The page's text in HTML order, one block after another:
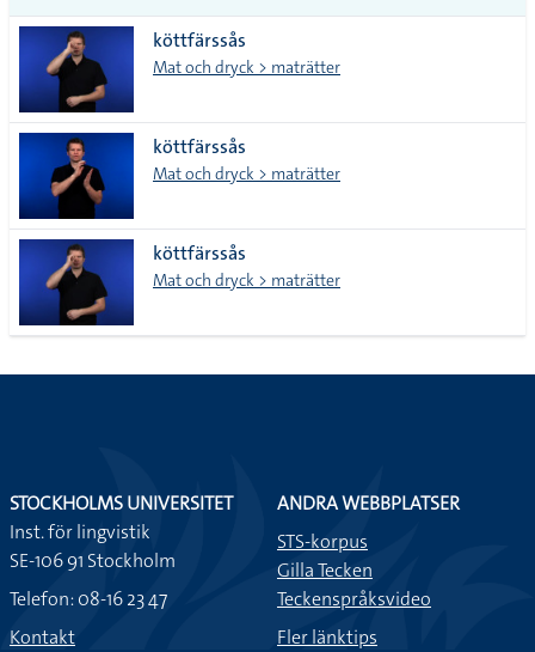
alla i
lista
köttfärssås
Mat och dryck > maträtter
köttfärssås
Mat och dryck > maträtter
köttfärssås
Mat och dryck > maträtter
STOCKHOLMS UNIVERSITET
Inst. för lingvistik
SE-106 91 Stockholm
Telefon: 08-16 23 47
Kontakt
ANDRA WEBBPLATSER
STS-korpus
Gilla Tecken
Teckenspråksvideo
Fler länktips